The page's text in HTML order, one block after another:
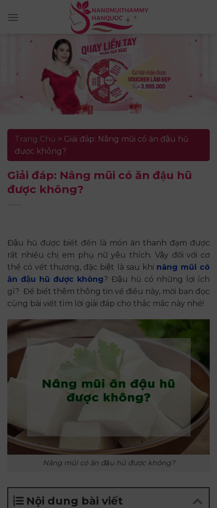
Trang Chủ > Giải đáp: Nâng mũi có ăn đậu hũ
được không?
Giải đáp: Nâng mũi có ăn đậu hũ
được không?
Đậu hũ được biết đến là món ăn thanh đạm được
rất nhiều chị em phụ nữ yêu thích. Vậy đối với cơ
thể có vết thương, đặc biệt là sau khi nâng mũi có
ăn đậu hũ được không? Đậu hũ có những lợi ích
gì? Để biết thêm thông tin về điều này, mời bạn đọc
cùng bài viết tìm lời giải đáp cho thắc mắc này nhé!
Nâng mũi có ăn đậu hũ được không?
Nội dung bài viết